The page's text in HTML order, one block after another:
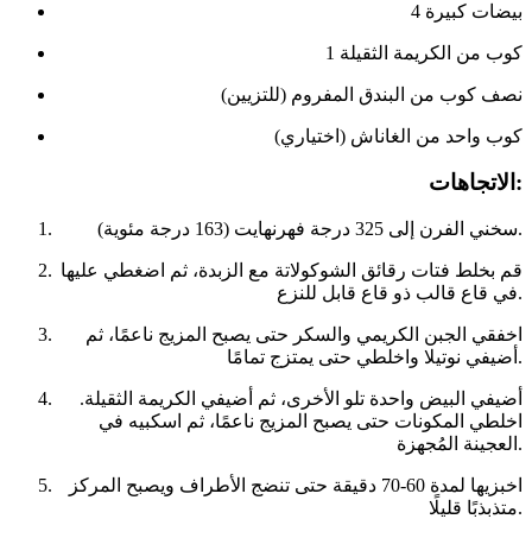
4 بيضات كبيرة
1 كوب من الكريمة الثقيلة
نصف كوب من البندق المفروم (للتزيين)
كوب واحد من الغاناش (اختياري)
الاتجاهات:
سخني الفرن إلى 325 درجة فهرنهايت (163 درجة مئوية).
قم بخلط فتات رقائق الشوكولاتة مع الزبدة، ثم اضغطي عليها
في قاع قالب ذو قاع قابل للنزع.
اخفقي الجبن الكريمي والسكر حتى يصبح المزيج ناعمًا، ثم
أضيفي نوتيلا واخلطي حتى يمتزج تمامًا.
أضيفي البيض واحدة تلو الأخرى، ثم أضيفي الكريمة الثقيلة.
اخلطي المكونات حتى يصبح المزيج ناعمًا، ثم اسكبيه في
العجينة المُجهزة.
اخبزيها لمدة 60-70 دقيقة حتى تنضج الأطراف ويصبح المركز
متذبذبًا قليلًا.